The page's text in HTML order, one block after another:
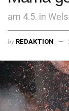
am 4.5. in Wels
by REDAKTION